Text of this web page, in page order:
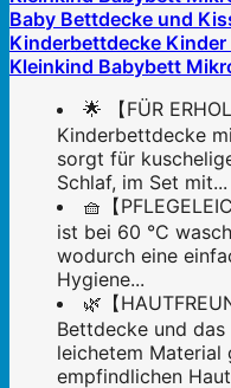
Baby Bettdecke und
Kinderbettdecke
Kleinkind Babybett
🌟 【FÜR
Kinderbettdecke
sorgt für
Schlaf, im Set mit...
🧺【
ist bei 60 °C
wodurch eine
Hygiene...
🌿【
Bettdecke und das
leichetem
empfindlichen